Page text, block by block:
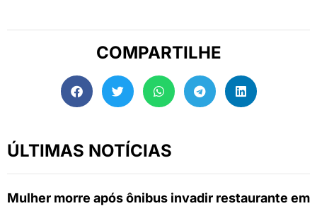
COMPARTILHE
ÚLTIMAS NOTÍCIAS
Mulher morre após ônibus invadir restaurante em